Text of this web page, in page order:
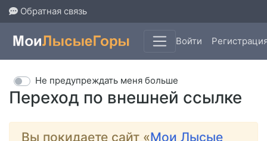
Обратная связь
Войти
Переход по внешней ссылке
Не предупреждать меня больше
Вы покидаете сайт «Мои Лысые